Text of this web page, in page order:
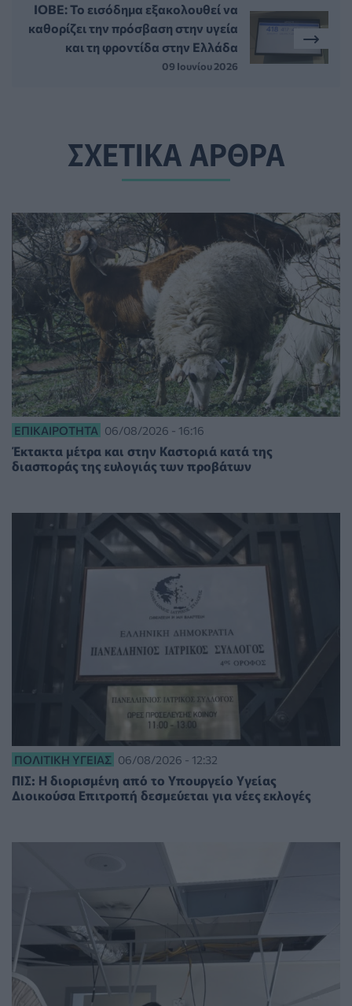
ΙΟΒΕ: Το εισόδημα εξακολουθεί να
καθορίζει την πρόσβαση στην υγεία
και τη φροντίδα στην Ελλάδα
09 Ιουνίου 2026
ΣΧΕΤΙΚΑ ΑΡΘΡΑ
ΕΠΙΚΑΙΡΌΤΗΤΑ 06/08/2026 - 16:16
Έκτακτα μέτρα και στην Καστοριά κατά της
διασποράς της ευλογιάς των προβάτων
ΠΟΛΙΤΙΚΉ ΥΓΕΊΑΣ 06/08/2026 - 12:32
ΠΙΣ: Η διορισμένη από το Υπουργείο Υγείας
Διοικούσα Επιτροπή δεσμεύεται για νέες εκλογές